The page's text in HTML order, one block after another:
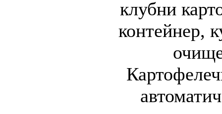
клубни
контейнер,